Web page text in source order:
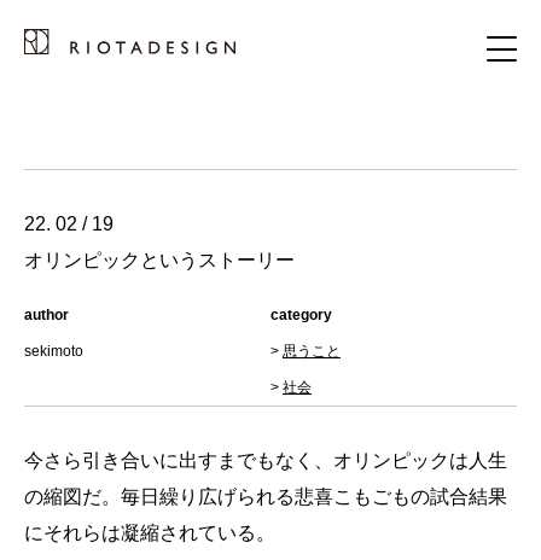
22. 02 / 19
オリンピックというストーリー
author
sekimoto
category
> 思うこと
> 社会
今さら引き合いに出すまでもなく、オリンピックは人生
の縮図だ。毎日繰り広げられる悲喜こもごもの試合結果
にそれらは凝縮されている。